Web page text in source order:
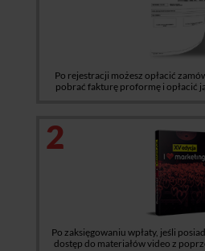
Po rejestracji możesz opłacić
pobrać fakturę proformę i opłacić
2
Po zaksięgowaniu wpłaty, jeśli
dostęp do materiałów video z